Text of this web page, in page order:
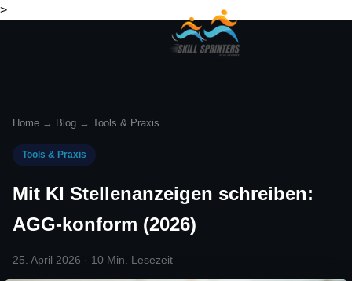
>
Home → Blog → Tools & Praxis
Tools & Praxis
Mit KI Stellenanzeigen schreiben:
AGG-konform (2026)
25. April 2026 · 10 Min. Lesezeit